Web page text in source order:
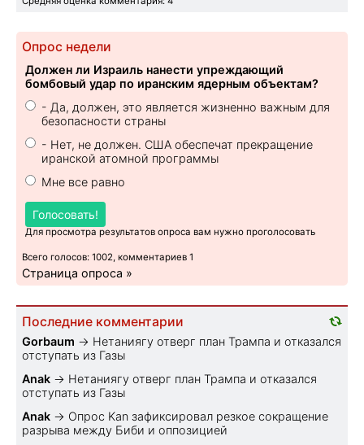
Опрос недели
Должен ли Израиль нанести упреждающий
бомбовый удар по иранским ядерным объектам?
- Да, должен, это является жизненно важным для
безопасности страны
- Нет, не должен. США обеспечат прекращение
иранской атомной программы
Мне все равно
Голосовать!
Для просмотра результатов опроса вам нужно проголосовать
Всего голосов: 1002, комментариев 1
Страница опроса »
Последние комментарии
Gorbaum → Нетаниягу отверг план Трампа и отказался
отступать из Газы
Anak → Нетаниягу отверг план Трампа и отказался
отступать из Газы
Anak → Опрос Kan зафиксировал резкое сокращение
разрыва между Биби и оппозицией